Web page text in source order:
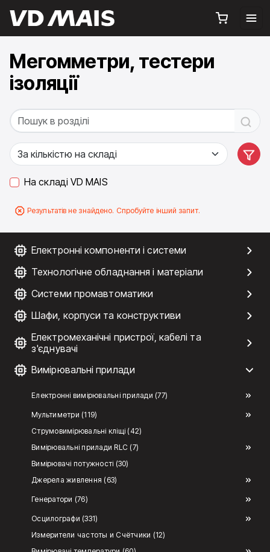
Електронні компоненти і системи
Технологічне обладнання і матеріали
Системи промавтоматики
Шафи, корпуси та конструктиви
Електромеханічні пристрої, кабелі та
з'єднувачі
Вимірювальні прилади
Електронні вимірювальні прилади (77)
Мультиметри (119)
Струмовимірювальні кліщі (42)
Вимірювальні прилади RLC (7)
Вимірювачі потужності (30)
Джерела живлення (63)
Генератори (76)
Осцилографи (331)
Измерители частоты и Счётчики (12)
Мегомметри, тестери
ізоляції
На складі VD MAIS
Результатів не знайдено. Спробуйте інший запит.